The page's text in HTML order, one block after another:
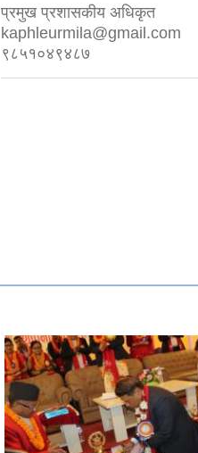
प्रमुख प्रशासकीय अधिकृत
kaphleurmila@gmail.com
९८५१०४९४८७